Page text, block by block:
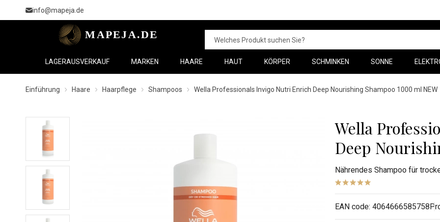
info@mapeja.de
LAGERAUSVERKAUF MARKEN HAARE HAUT KÖRPER SCHMINKEN SONNE
Einführung Haare Haarpflege Shampoos Wella Professionals Invigo Nutri Enrich Deep Nourishing Shampoo 1000 ml NEW
Wella
Deep
Nährendes Shampoo für
EAN code: 4064666585758